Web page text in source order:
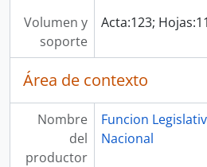
Volumen y
soporte
Acta:123;
Área de contexto
Nombre
del
productor
Funcion
Nacional